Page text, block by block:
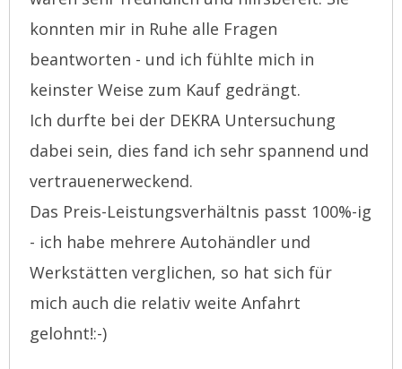
konnten mir in Ruhe alle Fragen
beantworten - und ich fühlte mich in
keinster Weise zum Kauf gedrängt.
Ich durfte bei der DEKRA Untersuchung
dabei sein, dies fand ich sehr spannend und
vertrauenerweckend.
Das Preis-Leistungsverhältnis passt 100%-ig
- ich habe mehrere Autohändler und
Werkstätten verglichen, so hat sich für
mich auch die relativ weite Anfahrt
gelohnt!:-)